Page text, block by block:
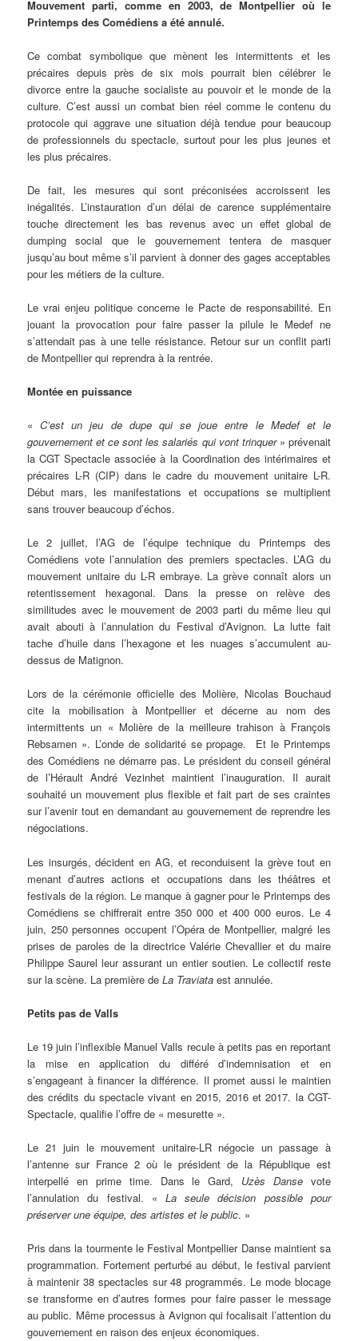
Mouvement parti, comme en 2003, de Montpellier où le
Printemps des Comédiens a été annulé.
Ce combat symbolique que mènent les intermittents et les
précaires depuis près de six mois pourrait bien célébrer le
divorce entre la gauche socialiste au pouvoir et le monde de la
culture. C’est aussi un combat bien réel comme le contenu du
protocole qui aggrave une situation déjà tendue pour beaucoup
de professionnels du spectacle, surtout pour les plus jeunes et
les plus précaires.
De fait, les mesures qui sont préconisées accroissent les
inégalités. L’instauration d’un délai de carence supplémentaire
touche directement les bas revenus avec un effet global de
dumping social que le gouvernement tentera de masquer
jusqu’au bout même s’il parvient à donner des gages acceptables
pour les métiers de la culture.
Le vrai enjeu politique concerne le Pacte de responsabilité. En
jouant la provocation pour faire passer la pilule le Medef ne
s’attendait pas à une telle résistance. Retour sur un conflit parti
de Montpellier qui reprendra à la rentrée.
Montée en puissance
«C’est un jeu de dupe qui se joue entre le Medef et le
gouvernement et ce sont les salariés qui vont trinquer » prévenait
la CGT Spectacle associée à la Coordination des intérimaires et
précaires L-R (CIP) dans le cadre du mouvement unitaire L-R.
Début mars, les manifestations et occupations se multiplient
sans trouver beaucoup d’échos.
Le 2 juillet, l’AG de l’équipe technique du Printemps des
Comédiens vote l’annulation des premiers spectacles. L’AG du
mouvement unitaire du L-R embraye. La grève connaît alors un
retentissement hexagonal. Dans la presse on relève des
similitudes avec le mouvement de 2003 parti du même lieu qui
avait abouti à l’annulation du Festival d’Avignon. La lutte fait
tache d’huile dans l’hexagone et les nuages s’accumulent au-
dessus de Matignon.
Lors de la cérémonie officielle des Molière, Nicolas Bouchaud
cite la mobilisation à Montpellier et décerne au nom des
intermittents un « Molière de la meilleure trahison à François
Rebsamen ». L’onde de solidarité se propage. Et le Printemps
des Comédiens ne démarre pas. Le président du conseil général
de l’Hérault André Vezinhet maintient l’inauguration. Il aurait
souhaité un mouvement plus flexible et fait part de ses craintes
sur l’avenir tout en demandant au gouvernement de reprendre les
négociations.
Les insurgés, décident en AG, et reconduisent la grève tout en
menant d’autres actions et occupations dans les théâtres et
festivals de la région. Le manque à gagner pour le Printemps des
Comédiens se chiffrerait entre 350 000 et 400 000 euros. Le 4
juin, 250 personnes occupent l’Opéra de Montpellier, malgré les
prises de paroles de la directrice Valérie Chevallier et du maire
Philippe Saurel leur assurant un entier soutien. Le collectif reste
sur la scène. La première deLa Traviata est annulée.
Petits pas de Valls
Le 19 juin l’inflexible Manuel Valls recule à petits pas en reportant
la mise en application du différé d’indemnisation et en
s’engageant à financer la différence. Il promet aussi le maintien
des crédits du spectacle vivant en 2015, 2016 et 2017. la CGT-
Spectacle, qualifie l’offre de « mesurette ».
Le 21 juin le mouvement unitaire-LR négocie un passage à
l’antenne sur France 2 où le président de la République est
interpellé en prime time. Dans le Gard, Uzès Danse vote
l’annulation du festival. « La seule décision possible pour
préserver une équipe, des artistes et le public. »
Pris dans la tourmente le Festival Montpellier Danse maintient sa
programmation. Fortement perturbé au début, le festival parvient
à maintenir 38 spectacles sur 48 programmés. Le mode blocage
se transforme en d’autres formes pour faire passer le message
au public. Même processus à Avignon qui focalisait l’attention du
gouvernement en raison des enjeux économiques.